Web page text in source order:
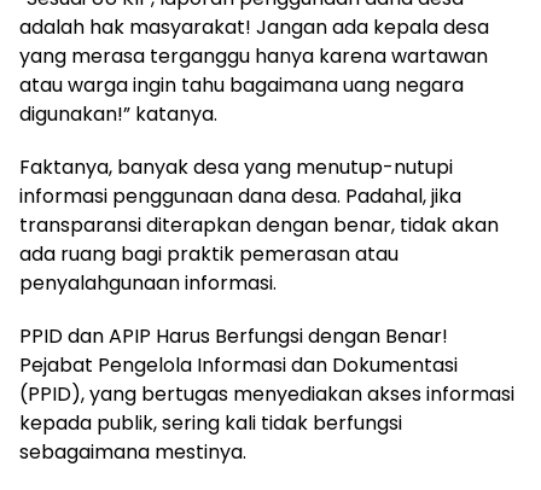
adalah hak masyarakat! Jangan ada kepala desa
yang merasa terganggu hanya karena wartawan
atau warga ingin tahu bagaimana uang negara
digunakan!” katanya.
Faktanya, banyak desa yang menutup-nutupi
informasi penggunaan dana desa. Padahal, jika
transparansi diterapkan dengan benar, tidak akan
ada ruang bagi praktik pemerasan atau
penyalahgunaan informasi.
PPID dan APIP Harus Berfungsi dengan Benar!
Pejabat Pengelola Informasi dan Dokumentasi
(PPID), yang bertugas menyediakan akses informasi
kepada publik, sering kali tidak berfungsi
sebagaimana mestinya.